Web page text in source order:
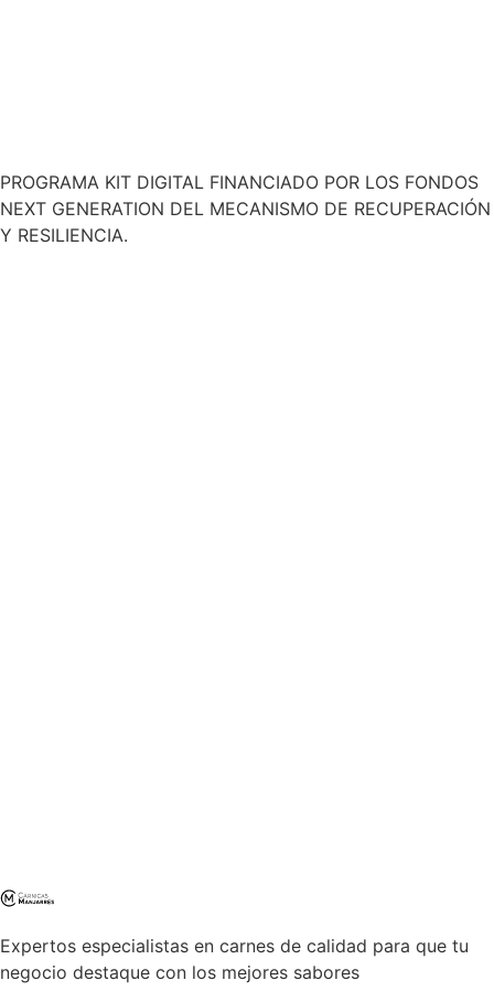
PROGRAMA KIT DIGITAL FINANCIADO POR LOS FONDOS
NEXT GENERATION DEL MECANISMO DE RECUPERACIÓN
Y RESILIENCIA.
Expertos especialistas en carnes de calidad para que tu
negocio destaque con los mejores sabores